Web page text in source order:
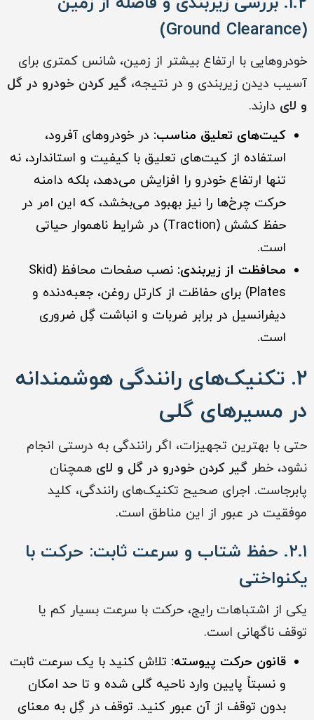
(Ground Clearance)
خودروهایی با ارتفاع بیشتر از زمین، شانس کمتری برای
آسیب دیدن زیربندی و در نتیجه، گیر کردن خودرو در گل
و لای دارند.
کیت‌های تعلیق مناسب: در خودروهای آفرود،
استفاده از کیت‌های تعلیق با کیفیت و استاندارد، نه
تنها ارتفاع خودرو را افزایش می‌دهد، بلکه دامنه
حرکت چرخ‌ها را نیز بهبود می‌بخشد، که این امر در
حفظ کشش (Traction) در شرایط ناهموار حیاتی
است.
محافظت از زیربندی:
نصب صفحات محافظ (Skid
Plates) برای حفاظت از کارتل روغن، جعبه‌دنده و
دیفرانسیل در برابر ضربات و انباشت گِل ضروری
است.
۲. تکنیک‌های رانندگی هوشمندانه
در مسیرهای گلی
حتی با بهترین تجهیزات، اگر رانندگی به درستی انجام
نشود، خطر گیر کردن خودرو در گل و لای همچنان
پابرجاست. اجرای صحیح تکنیک‌های رانندگی، کلید
موفقیت در عبور از این مناطق است.
۲.۱. حفظ شتاب و سرعت ثابت: حرکت با
یکنواختی
یکی از اشتباهات رایج، حرکت با سرعت بسیار کم یا
توقف ناگهانی است.
قانون حرکت پیوسته: تلاش کنید با یک سرعت ثابت
و نسبتاً پایین وارد ناحیه گلی شده و تا حد امکان
بدون توقف از آن عبور کنید. توقف در گِل به معنای